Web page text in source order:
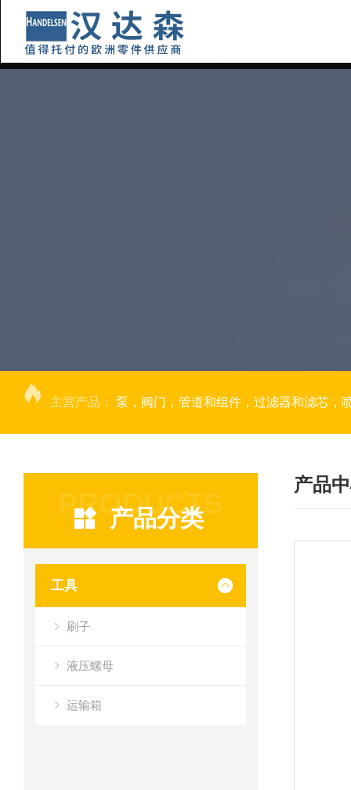
主营产品： 泵，阀门，管道和组件，过滤器和滤芯，
PRODUCTS
产品分类
工具
刷子
液压螺母
运输箱
产品